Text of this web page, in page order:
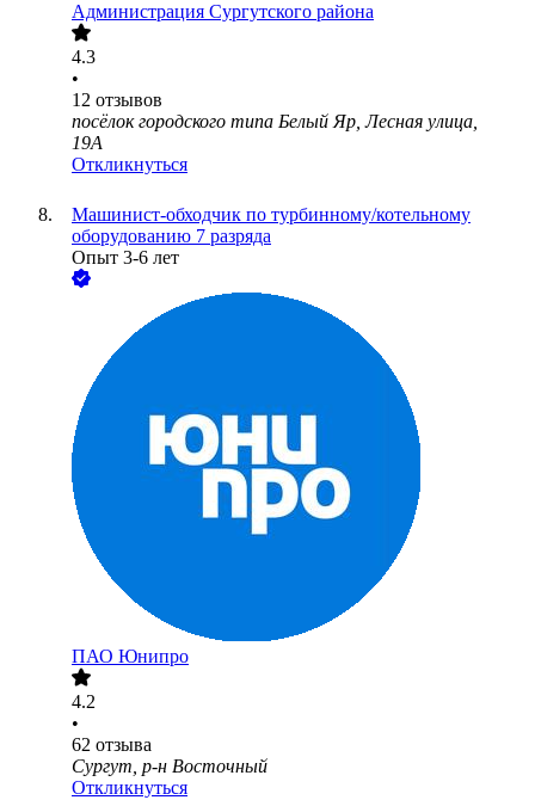
Администрация Сургутского района
4.3
•
12 отзывов
посёлок городского типа Белый Яр, Лесная улица,
19А
Откликнуться
Машинист-обходчик по турбинному/котельному
оборудованию 7 разряда
Опыт 3-6 лет
ПАО Юнипро
4.2
•
62 отзыва
Сургут, р-н Восточный
Откликнуться